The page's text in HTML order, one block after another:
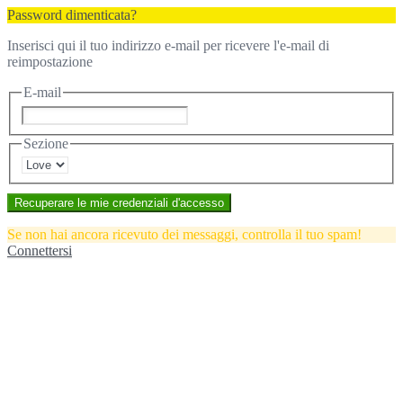
Password dimenticata?
Inserisci qui il tuo indirizzo e-mail per ricevere l'e-mail di
reimpostazione
E-mail
Sezione
Recuperare le mie credenziali d'accesso
Se non hai ancora ricevuto dei messaggi, controlla il tuo spam!
Connettersi